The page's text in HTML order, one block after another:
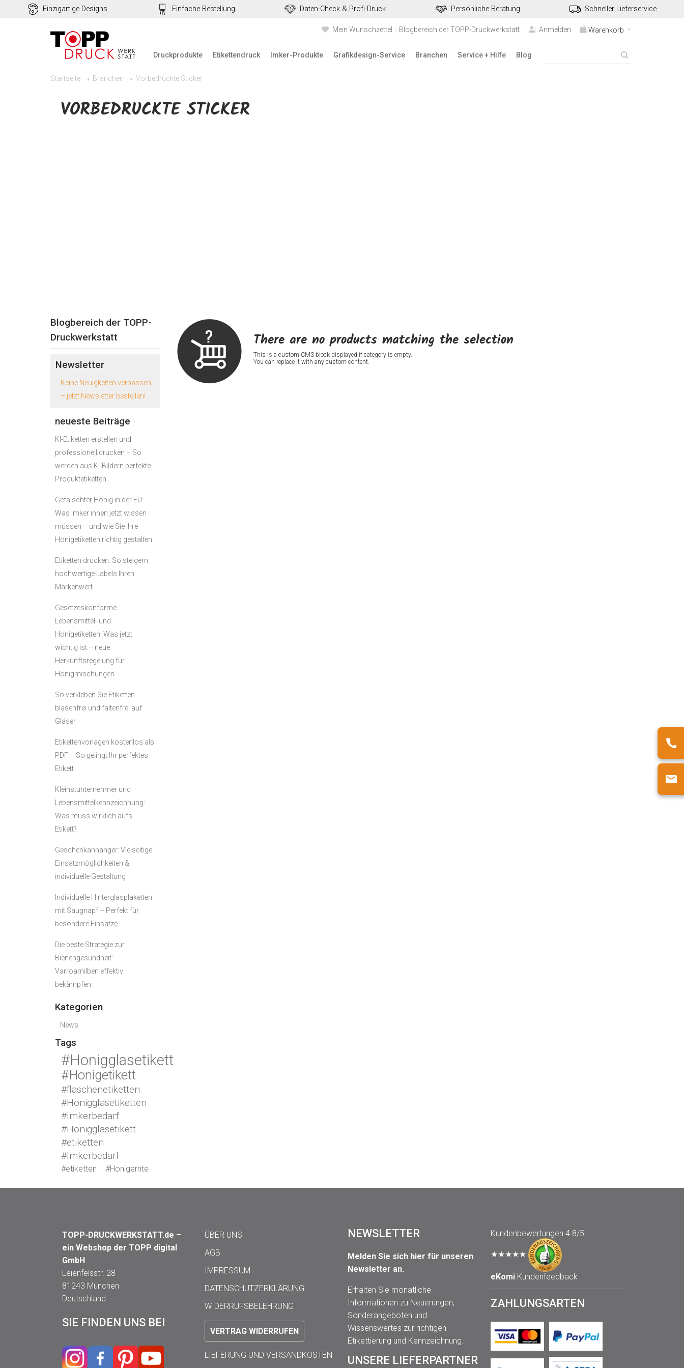
Einzigartige Designs Einfache Bestellung Daten-Check & Profi-Druck Persönliche Beratung Schneller Lieferservice
Warenkorb
Mein Wunschzettel Blogbereich der TOPP-Druckwerkstatt Anmelden
Druckprodukte Etikettendruck Imker-Produkte Grafikdesign-Service Branchen Service + Hilfe Blog
Startseite Branchen Vorbedruckte Sticker
VORBEDRUCKTE STICKER
There are no products matching the selection
This is a custom CMS block displayed if category is empty.
You can replace it with any custom content.
Blogbereich der TOPP-
Druckwerkstatt
Newsletter
Keine Neuigkeiten verpassen
– jetzt Newsletter bestellen!
neueste Beiträge
KI-Etiketten erstellen und
professionell drucken – So
werden aus KI-Bildern perfekte
Produktetiketten
Gefälschter Honig in der EU:
Was Imker:innen jetzt wissen
müssen – und wie Sie Ihre
Honigetiketten richtig gestalten
Etiketten drucken: So steigern
hochwertige Labels Ihren
Markenwert
Gesetzeskonforme
Lebensmittel- und
Honigetiketten: Was jetzt
wichtig ist – neue
Herkunftsregelung für
Honigmischungen
So verkleben Sie Etiketten
blasenfrei und faltenfrei auf
Gläser
Etikettenvorlagen kostenlos als
PDF – So gelingt Ihr perfektes
Etikett
Kleinstunternehmer und
Lebensmittelkennzeichnung:
Was muss wirklich aufs
Etikett?
Geschenkanhänger: Vielseitige
Einsatzmöglichkeiten &
individuelle Gestaltung
Individuelle Hinterglasplaketten
mit Saugnapf – Perfekt für
besondere Einsätze
Die beste Strategie zur
Bienengesundheit:
Varroamilben effektiv
bekämpfen
Kategorien
News
Tags
#Honigglasetikett
#Honigetikett
#flaschenetiketten
#Honigglasetiketten
#Imkerbedarf
#Honigglasetikett
#etiketten
#Imkerbedarf
#etiketten #Honigernte
TOPP-DRUCKWERKSTATT.de –
ein Webshop der TOPP digital
GmbH
Leienfelsstr. 28
81243 München
Deutschland
SIE FINDEN UNS BEI
ÜBER UNS
AGB
IMPRESSUM
DATENSCHUTZERKLÄRUNG
WIDERRUFSBELEHRUNG
VERTRAG WIDERRUFEN
LIEFERUNG UND VERSANDKOSTEN
NEWSLETTER
Melden Sie sich hier für unseren
Newsletter an.
Erhalten Sie monatliche
Informationen zu Neuerungen,
Sonderangeboten und
Wissenswertes zur richtigen
Etikettierung und Kennzeichnung.
UNSERE LIEFERPARTNER
Kundenbewertungen 4.8/5
★★★★★
eKomiKundenfeedback
ZAHLUNGSARTEN